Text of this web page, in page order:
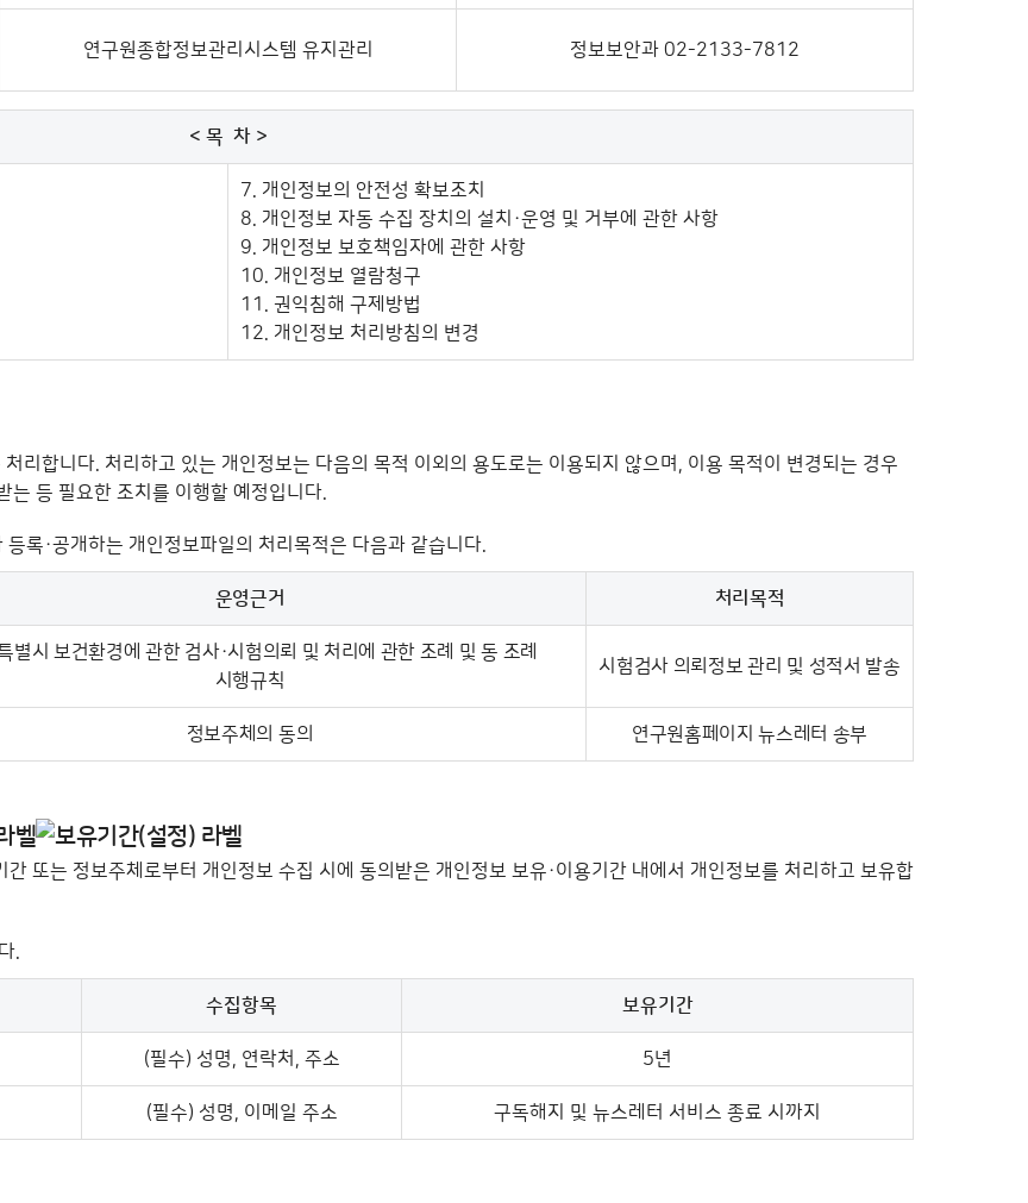
연구원종합정보관리시스템 유지관리 정보보안과 02-2133-7812
< 목 차 >
7. 개인정보의 안전성 확보조치
8. 개인정보 자동 수집 장치의 설치·운영 및 거부에 관한 사항
9. 개인정보 보호책임자에 관한 사항
10. 개인정보 열람청구
11. 권익침해 구제방법
12. 개인정보 처리방침의 변경
리합니다. 처리하고 있는 개인정보는 다음의 목적 이외의 용도로는 이용되지 않으며, 이용 목적이 변경되는 경우
는 등 필요한 조치를 이행할 예정입니다.
등록·공개하는 개인정보파일의 처리목적은 다음과 같습니다.
목적, 으로 구성
운영근거 처리목적
별시 보건환경에 관한 검사·시험의뢰 및 처리에 관한 조례 및 동 조례
시행규칙
시험검사 의뢰정보 관리 및 성적서 발송
정보주체의 동의 연구원홈페이지 뉴스레터 송부
또는 정보주체로부터 개인정보 수집 시에 동의받은 개인정보 보유·이용기간 내에서 개인정보를 처리하고 보유합
.
목, 보유기간으로 구성
수집항목 보유기간
(필수) 성명, 연락처, 주소 5년
(필수) 성명, 이메일 주소 구독해지 및 뉴스레터 서비스 종료 시까지